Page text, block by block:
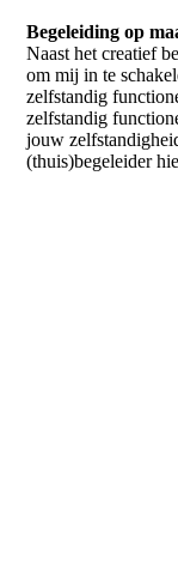
Begeleiding op
Naast het creatief
om mij in te
zelfstandig
zelfstandig
jouw
(thuis)begeleider